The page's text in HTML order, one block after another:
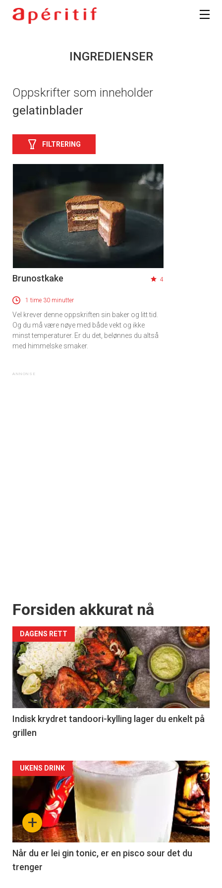
INGREDIENSER
Oppskrifter som inneholder
gelatinblader
FILTRERING
Brunostkake 4
1 time 30 minutter
Vel krever denne oppskriften sin baker og litt tid.
Og du må være nøye med både vekt og ikke
minst temperaturer. Er du det, belønnes du altså
med himmelske smaker.
Forsiden akkurat nå
DAGENS RETT
Indisk krydret tandoori-kylling lager du enkelt på
grillen
Forsiden
akkurat
nå
-
2
+
UKENS DRINK
Når du er lei gin tonic, er en pisco sour det du
trenger